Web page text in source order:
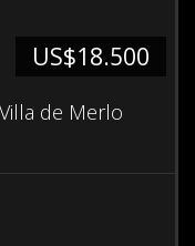
US$18.500
de Merlo